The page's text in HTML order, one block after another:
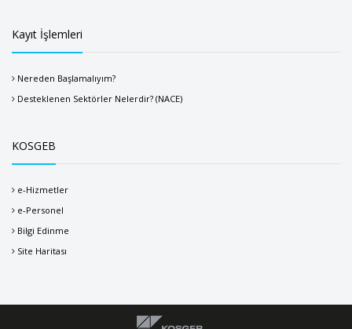
Kayıt İşlemleri
Nereden Başlamalıyım?
Desteklenen Sektörler Nelerdir? (NACE)
KOSGEB
e-Hizmetler
e-Personel
Bilgi Edinme
Site Haritası